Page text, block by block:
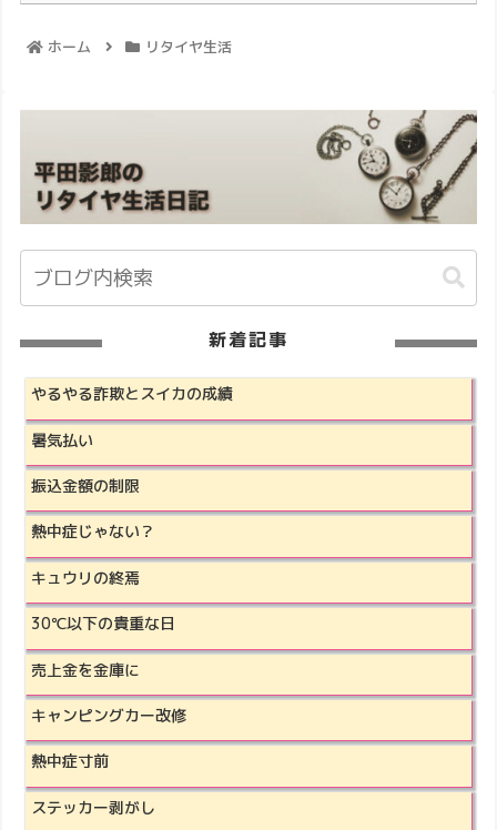
ホーム リタイヤ生活
新着記事
やるやる詐欺とスイカの成績
暑気払い
振込金額の制限
熱中症じゃない？
キュウリの終焉
30℃以下の貴重な日
売上金を金庫に
キャンピングカー改修
熱中症寸前
ステッカー剥がし